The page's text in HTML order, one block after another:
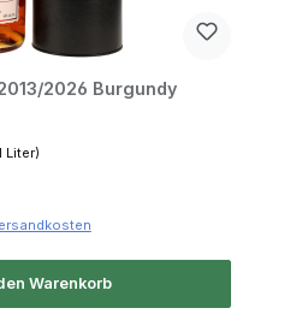
2026 Burgundy
Liter)
Warenkorb